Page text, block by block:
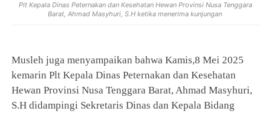
Plt Kepala Dinas Peternakan dan Kesehatan Hewan Provinsi Nusa Tenggara
Barat, Ahmad Masyhuri, S.H ketika menerima kunjungan
Musleh juga menyampaikan bahwa Kamis,8 Mei 2025
kemarin Plt Kepala Dinas Peternakan dan Kesehatan
Hewan Provinsi Nusa Tenggara Barat, Ahmad Masyhuri,
S.H didampingi Sekretaris Dinas dan Kepala Bidang